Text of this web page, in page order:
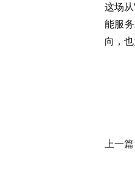
这场
能服
向，
上一